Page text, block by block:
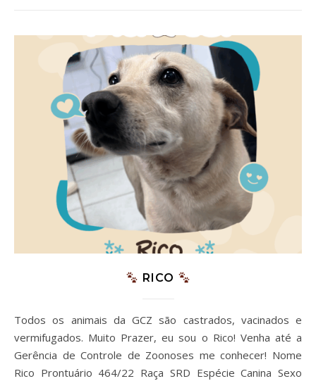
RICO
Todos os animais da GCZ são castrados, vacinados e
vermifugados. Muito Prazer, eu sou o Rico! Venha até a
Gerência de Controle de Zoonoses me conhecer! Nome
Rico Prontuário 464/22 Raça SRD Espécie Canina Sexo